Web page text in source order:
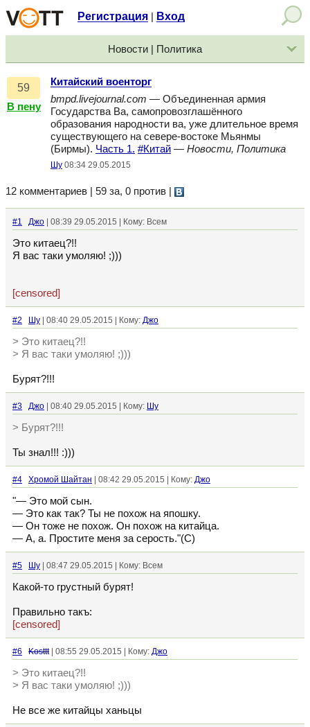
Регистрация Вход
Новости | Политика
59
В пену
Китайский военторг
bmpd.livejournal.com — Объединенная армия
Государства Ва, самопровозглашённого
образования народности ва, уже длительное время
существующего на севере-востоке Мьянмы
(Бирмы). Часть 1. #Китай — Новости, Политика
Шу 08:34 29.05.2015
12 комментариев | 59 за, 0 против
#1 Джо | 08:39 29.05.2015 | Кому: Всем
Это китаец?!!
Я вас таки умоляю! ;)))
[censored]
#2 Шу | 08:40 29.05.2015 | Кому: Джо
> Это китаец?!!
> Я вас таки умоляю! ;)))
Бурят?!!!
#3 Джо | 08:40 29.05.2015 | Кому: Шу
> Бурят?!!!
Ты знал!!! :)))
#4 Хромой Шайтан | 08:42 29.05.2015 | Кому: Джо
"— Это мой сын.
— Это как так? Ты не похож на япошку.
— Он тоже не похож. Он похож на китайца.
— А, а. Простите меня за серость."(С)
#5 Шу | 08:47 29.05.2015 | Кому: Всем
Какой-то грустный бурят!
Правильно такъ:
[censored]
#6 Kosttt| 08:55 29.05.2015 | Кому: Джо
> Это китаец?!!
> Я вас таки умоляю! ;)))
Не все же китайцы ханьцы